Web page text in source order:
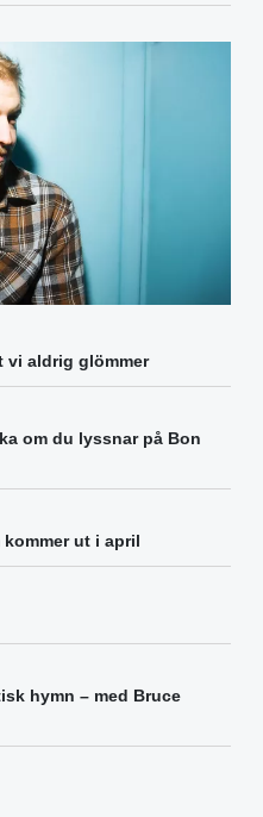
vi aldrig glömmer
om du lyssnar på Bon
ut i april
hymn – med Bruce